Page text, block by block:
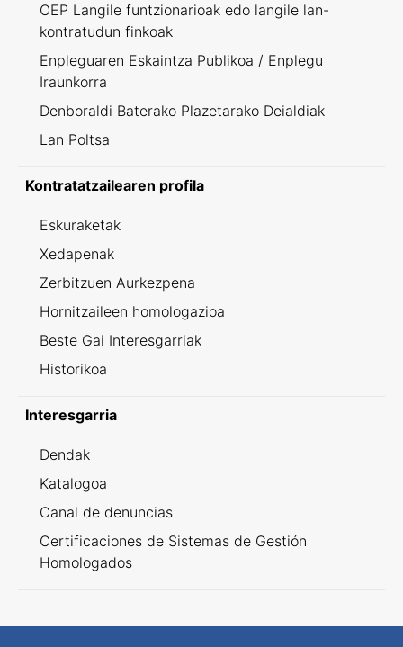
OEP Langile funtzionarioak edo langile lan-
kontratudun finkoak
Enpleguaren Eskaintza Publikoa / Enplegu
Iraunkorra
Denboraldi Baterako Plazetarako Deialdiak
Lan Poltsa
Kontratatzailearen profila
Eskuraketak
Xedapenak
Zerbitzuen Aurkezpena
Hornitzaileen homologazioa
Beste Gai Interesgarriak
Historikoa
Interesgarria
Dendak
Katalogoa
Canal de denuncias
Certificaciones de Sistemas de Gestión
Homologados